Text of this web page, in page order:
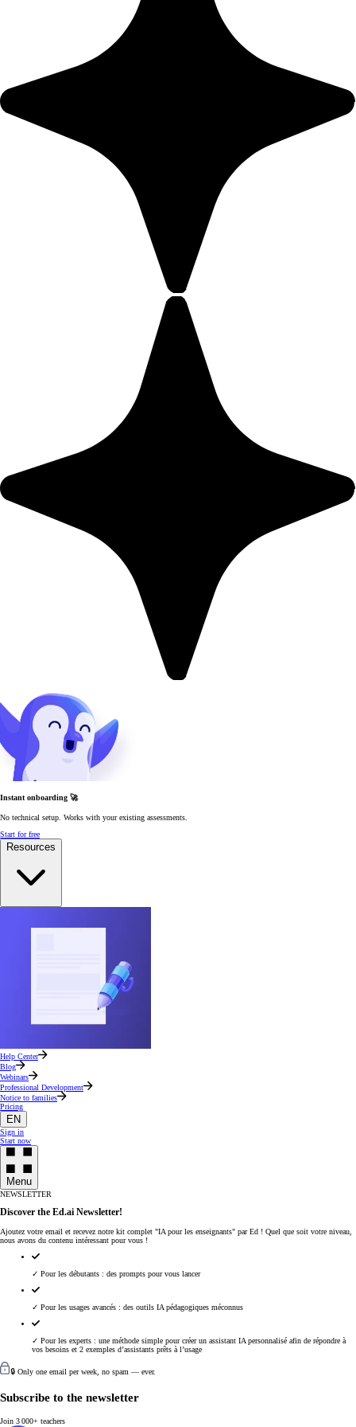
Instant onboarding 🚀
No technical setup. Works with your existing assessments.
Start for free
Resources
Help Center
Blog
Webinars
Professional Development
Notice to families
Pricing
EN
Sign in
Start now
Menu
NEWSLETTER
Discover the Ed.ai Newsletter!
Ajoutez votre email et recevez notre kit complet "IA pour les enseignants" par Ed ! Quel que soit votre niveau,
nous avons du contenu intéressant pour vous !
✓ Pour les débutants : des prompts pour vous lancer
✓ Pour les usages avancés : des outils IA pédagogiques méconnus
✓ Pour les experts : une méthode simple pour créer un assistant IA personnalisé afin de répondre à
vos besoins et 2 exemples d’assistants prêts à l’usage
🔒 Only one email per week, no spam — ever.
Subscribe to the newsletter
Join 3 000+ teachers